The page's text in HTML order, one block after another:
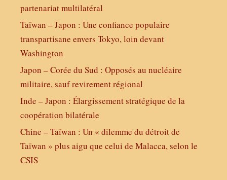
partenariat multilatéral
Taïwan – Japon : Une confiance populaire
transpartisane envers Tokyo, loin devant
Washington
Japon – Corée du Sud : Opposés au nucléaire
militaire, sauf revirement régional
Inde – Japon : Élargissement stratégique de la
coopération bilatérale
Chine – Taïwan : Un « dilemme du détroit de
Taïwan » plus aigu que celui de Malacca, selon le
CSIS